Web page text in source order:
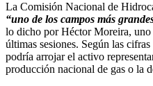
La Comisión Nacional de
“uno de los campos más
lo dicho por Héctor Moreira, uno
últimas sesiones. Según las
podría arrojar el activo
producción nacional de gas o la